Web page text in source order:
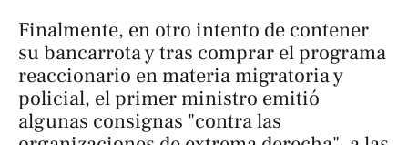
Finalmente, en otro intento de contener
su bancarrota y tras comprar el programa
reaccionario en materia migratoria y
policial, el primer ministro emitió
algunas consignas "contra las